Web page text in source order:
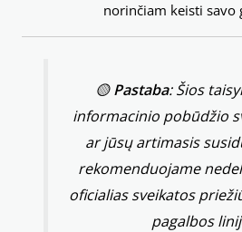
norinčiam keisti savo
🟡Pastaba: Šios
informacinio pobūdžio
ar jūsų artimasis
rekomenduojame
oficialias sveikatos
pagalbos